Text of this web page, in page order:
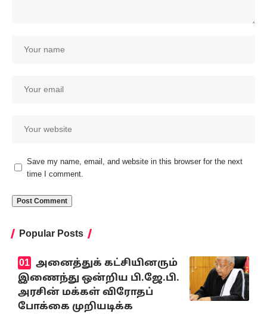
Save my name, email, and website in this browser for the next
time I comment.
Popular Posts
அனைத்துக் கட்சியினரும்
இணைந்து ஒன்றிய பி.ஜே.பி.
அரசின் மக்கள் விரோதப்
போக்கை முறியடிக்க